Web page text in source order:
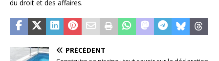
du droit et des affaires.
PRÉCÉDENT